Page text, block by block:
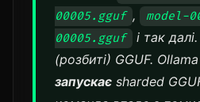
00005.gguf ,
model-
00005.gguf
і так
(розбиті) GGUF.
запускає sharded